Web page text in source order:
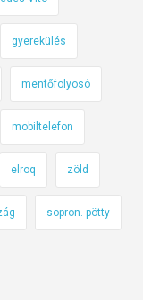
gyerekülés
mentőfolyosó
mobiltelefon
elroq zöld
sopron. pötty